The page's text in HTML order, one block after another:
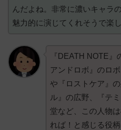
んだよね。非常に濃いキャラ
魅力的に演じてくれそうで楽し
『DEATH NOTE』
アンドロボ』のロ
や『ロストケア』
ル』の広野、『テ
堂など、この人物
れば！と感じる役